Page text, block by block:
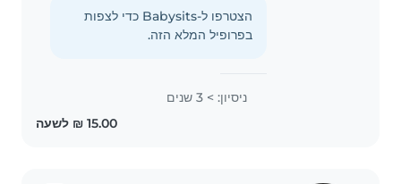
ולחבר פעילויות יצירתיות ומשחקי חברה.
אדיב, רגועה ואכפתית, ומעוניינת מאוד
הצטרפו ל-Babysits כדי לצפות
בפרופיל המלא הזה.
ניסיון: > 3 שנים